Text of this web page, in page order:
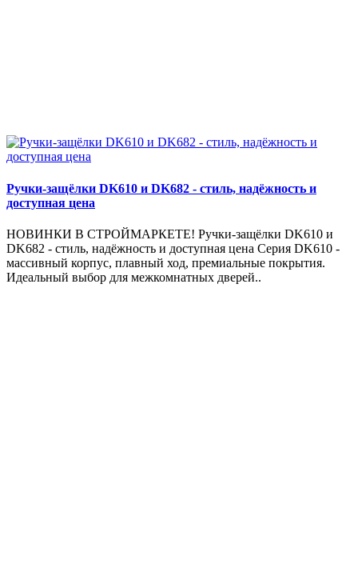
Ручки-защёлки DK610 и DK682 - стиль, надёжность и
доступная цена
НОВИНКИ В СТРОЙМАРКЕТЕ! Ручки-защёлки DK610 и
DK682 - стиль, надёжность и доступная цена Серия DK610 -
массивный корпус, плавный ход, премиальные покрытия.
Идеальный выбор для межкомнатных дверей..